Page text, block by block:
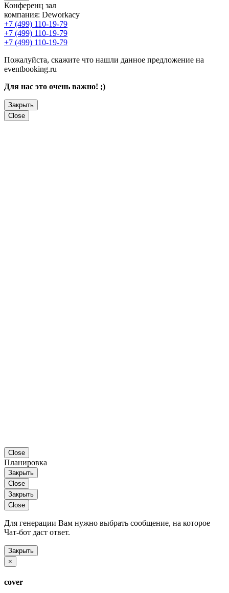
Конференц зал
компания: Deworkacy
+7 (499) 110-19-79
+7 (499) 110-19-79
+7 (499) 110-19-79
Пожалуйста, скажите что нашли данное предложение на
eventbooking.ru
Для нас это очень важно! ;)
Закрыть
Close
Close
Планировка
Закрыть
Close
Закрыть
Close
Для генерации Вам нужно выбрать сообщение, на которое
Чат-бот даст ответ.
Закрыть
×
cover